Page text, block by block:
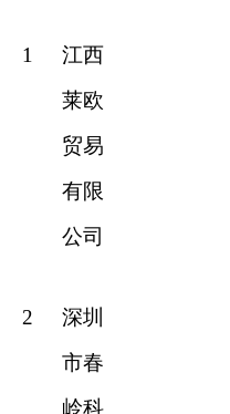
1
江西
莱欧
贸易
有限
公司
2
深圳
市春
岭科